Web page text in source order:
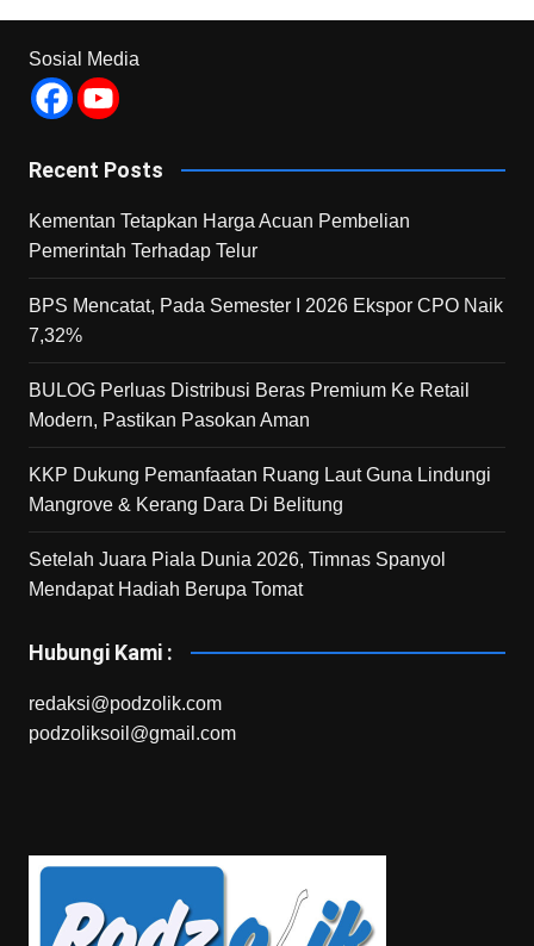
Sosial Media
Recent Posts
Kementan Tetapkan Harga Acuan Pembelian
Pemerintah Terhadap Telur
BPS Mencatat, Pada Semester I 2026 Ekspor CPO Naik
7,32%
BULOG Perluas Distribusi Beras Premium Ke Retail
Modern, Pastikan Pasokan Aman
KKP Dukung Pemanfaatan Ruang Laut Guna Lindungi
Mangrove & Kerang Dara Di Belitung
Setelah Juara Piala Dunia 2026, Timnas Spanyol
Mendapat Hadiah Berupa Tomat
Hubungi Kami :
redaksi@podzolik.com
podzoliksoil@gmail.com